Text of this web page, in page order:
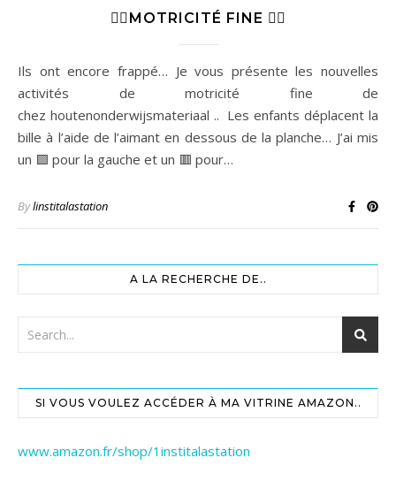
✋🏽MOTRICITÉ FINE ✋🏻
Ils ont encore frappé… Je vous présente les nouvelles
activités de motricité fine de
chez houtenonderwijsmateriaal .. Les enfants déplacent la
bille à l’aide de l’aimant en dessous de la planche… J’ai mis
un 🟩 pour la gauche et un 🟥 pour…
Bylinstitalastation
A LA RECHERCHE DE..
SI VOUS VOULEZ ACCÉDER À MA VITRINE AMAZON..
www.amazon.fr/shop/1institalastation